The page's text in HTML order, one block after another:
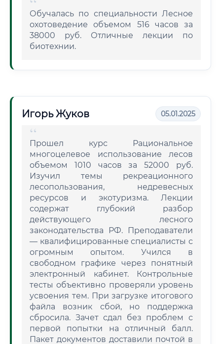
Обучалась по специальности Лесное
охотоведение объемом 516 часов за
38000 руб. Отличные лекции по
биотехнии.
Игорь Жуков 05.01.2025
Прошел курс Рациональное
многоцелевое использование лесов
объемом 1010 часов за 52000 руб.
Изучил темы рекреационного
лесопользования, недревесных
ресурсов и экотуризма. Лекции
содержат глубокий разбор
действующего лесного
законодательства РФ. Преподаватели
— квалифицированные специалисты с
огромным опытом. Учился в
свободном графике через понятный
электронный кабинет. Контрольные
тесты объективно проверяли уровень
усвоения тем. При загрузке итогового
файла возник сбой, но поддержка
сбросила. Зачет сдал без проблем с
первой попытки на отличный балл.
Пакет документов доставили почтой в